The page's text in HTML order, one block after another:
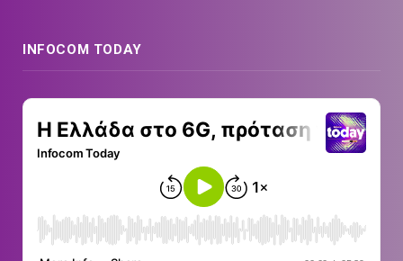
INFOCOM TODAY